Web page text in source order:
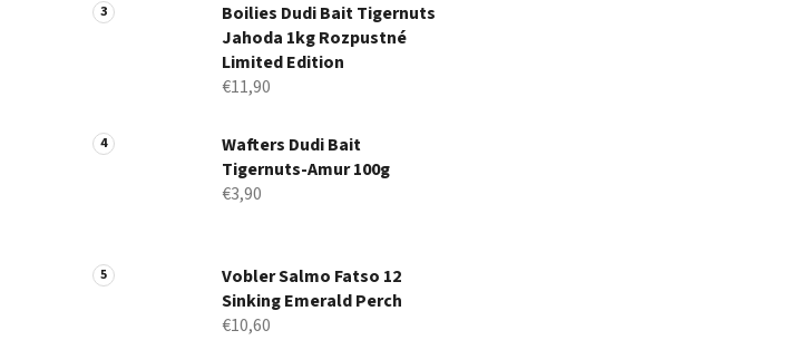
Boilies Dudi Bait Tigernuts
Jahoda 1kg Rozpustné
Limited Edition
€11,90
Wafters Dudi Bait
Tigernuts-Amur 100g
€3,90
Vobler Salmo Fatso 12
Sinking Emerald Perch
€10,60